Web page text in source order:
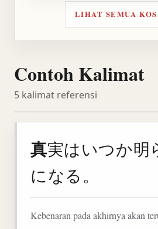
LIHAT SEMUA
Contoh Kalimat
5 kalimat referensi
真実はいつか明
になる。
Kebenaran pada akhirnya akan